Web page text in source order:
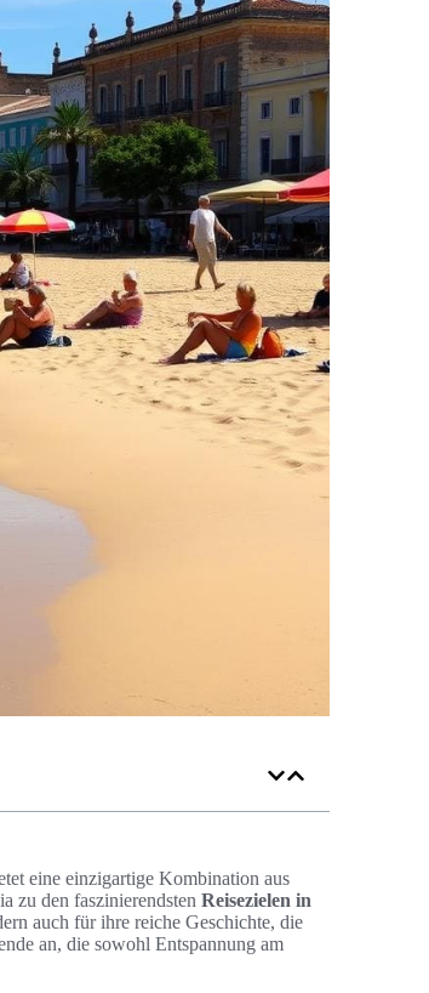
eine einzigartige Kombination aus
zu den faszinierendsten Reisezielen in
auch für ihre reiche Geschichte, die
an, die sowohl Entspannung am